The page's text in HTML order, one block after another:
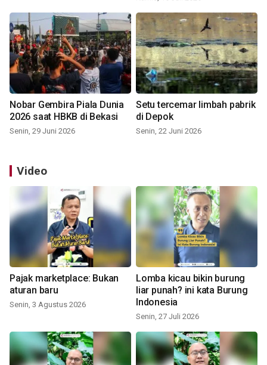
Nobar Gembira Piala Dunia
2026 saat HBKB di Bekasi
Senin, 29 Juni 2026
Setu tercemar limbah pabrik
di Depok
Senin, 22 Juni 2026
Video
Pajak marketplace: Bukan
aturan baru
Senin, 3 Agustus 2026
Lomba kicau bikin burung
liar punah? ini kata Burung
Indonesia
Senin, 27 Juli 2026